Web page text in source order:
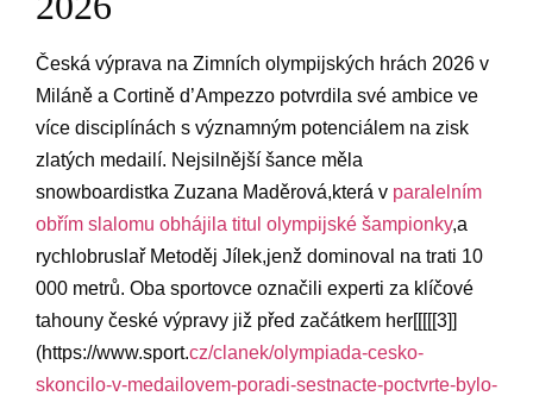
Česká výprava na ‌Zimních ‍olympijských hrách 2026 v
Miláně a ⁤Cortině⁣ d’Ampezzo potvrdila své ambice ve‍
více ‍disciplínách s významným potenciálem na zisk
zlatých medailí. Nejsilnější šance měla
snowboardistka Zuzana ⁤Maděrová,která v​ paralelním
obřím slalomu obhájila titul ⁣olympijské⁤ šampionky,a
rychlobruslař ⁤Metoděj ‍Jílek,jenž​ dominoval na trati 10‌
000 metrů. Oba ⁣sportovce ⁤označili⁣ experti za klíčové
tahouny české výpravy již před‌ začátkem ⁤her[[[[[3]]
(https://www.sport.cz/clanek/olympiada-cesko-
skoncilo-v-medailovem-poradi-sestnacte-poctvrte-bylo-